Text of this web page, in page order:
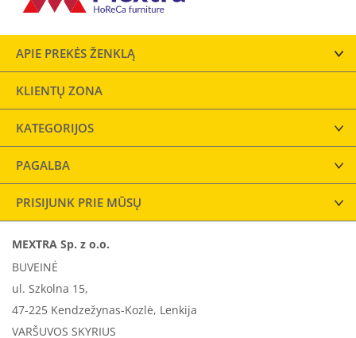
APIE PREKĖS ŽENKLĄ
KLIENTŲ ZONA
KATEGORIJOS
PAGALBA
PRISIJUNK PRIE MŪSŲ
MEXTRA Sp. z o.o.
BUVEINĖ
ul. Szkolna 15,
47-225 Kendzežynas-Kozlė, Lenkija
VARŠUVOS SKYRIUS